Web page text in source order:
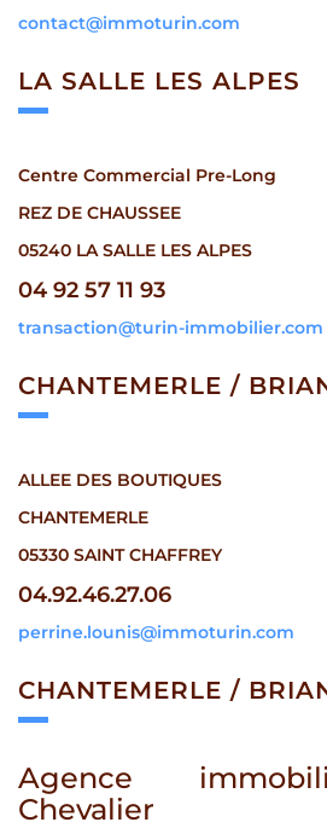
contact@immoturin.com
LA SALLE LES ALPES
Centre Commercial Pre-Long
REZ DE CHAUSSEE
05240 LA SALLE LES ALPES
04 92 57 11 93
transaction@turin-immobilier.com
CHANTEMERLE /
ALLEE DES BOUTIQUES
CHANTEMERLE
05330 SAINT CHAFFREY
04.92.46.27.06
perrine.lounis@immoturin.com
CHANTEMERLE /
Agence
Chevalier